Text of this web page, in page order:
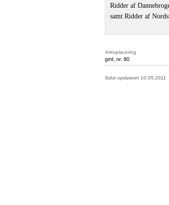
Ridder af
samt Ridder af
Arkivplacering
gmI, nr. 80
Sidst opdateret 10.05.2011